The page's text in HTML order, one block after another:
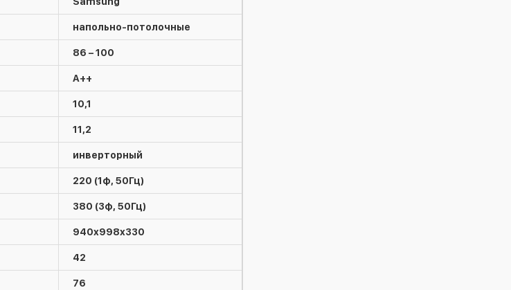
напольно-потолочные
86 – 100
A++
10,1
11,2
инверторный
220 (1ф, 50Гц)
380 (3ф, 50Гц)
940х998х330
42
76